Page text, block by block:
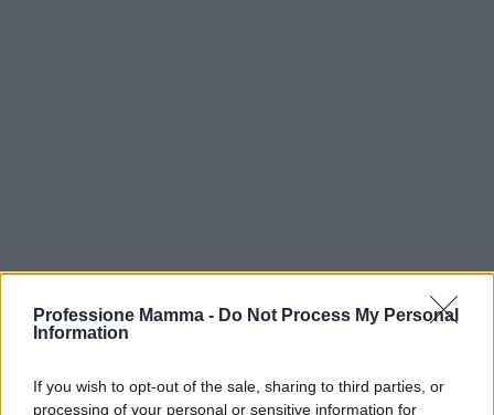
Professione Mamma - Do Not Process My Personal
Information
If you wish to opt-out of the sale, sharing to third parties, or
processing of your personal or sensitive information for